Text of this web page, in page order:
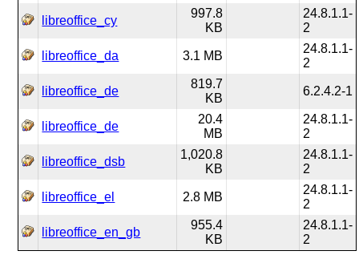
libreoffice_cy
997.8
KB
24.8.1.1-
2
libreoffice_da 3.1 MB
24.8.1.1-
2
libreoffice_de
819.7
KB
6.2.4.2-1
libreoffice_de
20.4
MB
24.8.1.1-
2
libreoffice_dsb
1,020.8
KB
24.8.1.1-
2
libreoffice_el 2.8 MB
24.8.1.1-
2
libreoffice_en_gb
955.4
KB
24.8.1.1-
2